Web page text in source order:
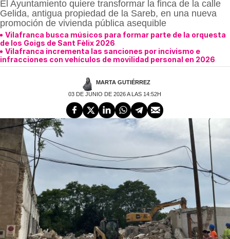
El Ayuntamiento quiere transformar la finca de la calle
Gelida, antigua propiedad de la Sareb, en una nueva
promoción de vivienda pública asequible
Vilafranca busca músicos para formar parte de la orquesta
de los Goigs de Sant Fèlix 2026
Vilafranca incrementa las sanciones por incivismo e
infracciones con vehículos de movilidad personal en 2026
MARTA GUTIÉRREZ
03 DE JUNIO DE 2026 A LAS 14:52H